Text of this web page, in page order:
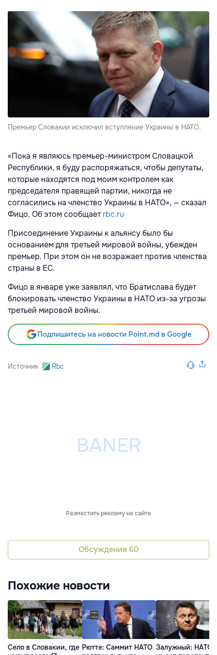
Премьер Словакии исключил вступление Украины в НАТО.
«Пока я являюсь премьер-министром Словацкой
Республики, я буду распоряжаться, чтобы депутаты,
которые находятся под моим контролем как
председателя правящей партии, никогда не
согласились на членство Украины в НАТО», — сказал
Фицо. Об этом сообщаетrbc.ru
Присоединение Украины к альянсу было бы
основанием для третьей мировой войны, убежден
премьер. При этом он не возражает против членства
страны в ЕС.
Фицо в январе уже заявлял, что Братислава будет
блокировать членство Украины в НАТО из-за угрозы
третьей мировой войны.
Подпишитесь на новости Point.md в Google
Источник Rbc
Разместить рекламу на сайте
Обсуждения 60
Похожие новости
Село в Словакии, где Рютте: Саммит НАТО Залужный: НАТО